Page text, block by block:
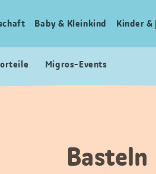
Baby & Kleinkind Kinder &
Migros-Events
Basteln